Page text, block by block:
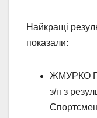
Найкращі
показали:
ЖМУРКО
з/п з